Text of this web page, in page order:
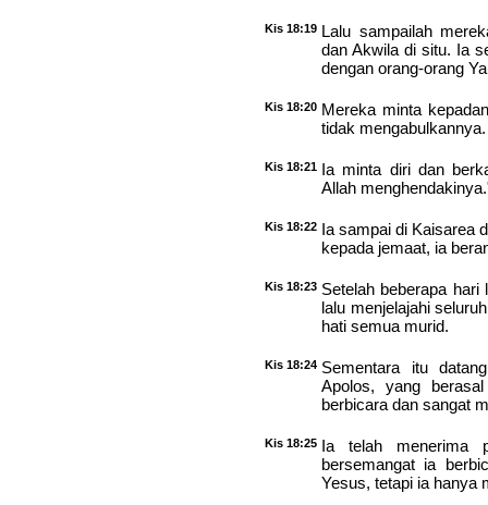
Kis 18:19 Lalu sampailah
dan Akwila di situ. Ia
dengan orang-orang
Kis 18:20 Mereka minta
tidak mengabulkannya.
Kis 18:21 Ia minta diri dan
Allah
Kis 18:22 Ia sampai di Kaisarea
kepada jemaat, ia
Kis 18:23 Setelah beberapa
lalu menjelajahi
hati semua murid.
Kis 18:24 Sementara itu
Apolos, yang
berbicara dan sangat
Kis 18:25 Ia telah menerima
bersemangat ia
Yesus, tetapi ia hanya